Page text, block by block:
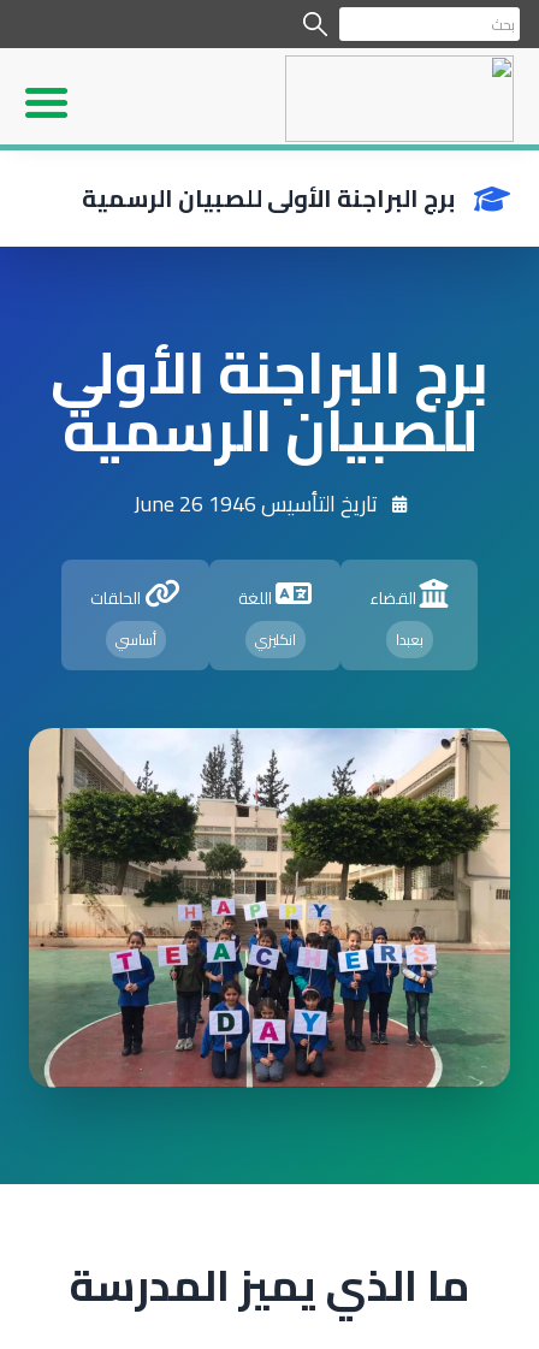
برج البراجنة الأولى للصبيان الرسمية
برج البراجنة الأولى
للصبيان الرسمية
تاريخ التأسيس 1946 June 26
القضاء
بعبدا
اللغة
انكليزي
الحلقات
أساسي
ما الذي يميز المدرسة